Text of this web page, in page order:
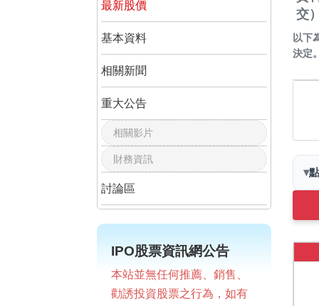
最新股價
基本資料
相關新聞
重大公告
相關影片
財務資訊
討論區
IPO股票資訊網公告
本站並無任何推薦、銷售、
勸誘投資股票之行為，如有
交
以下
決定
▾